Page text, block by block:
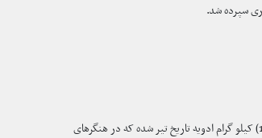
ریاست گمرک نمیروز وزارت مالیه با هماهنگی ادارات ولایتی به مقدار (29270) کیلو گرام موارد تاریخ تیر شده خوراکی و غیر خوراکی و به مقدار (17230) کیلو گرام ادویه تاریخ تیر شده که در هنگرهای